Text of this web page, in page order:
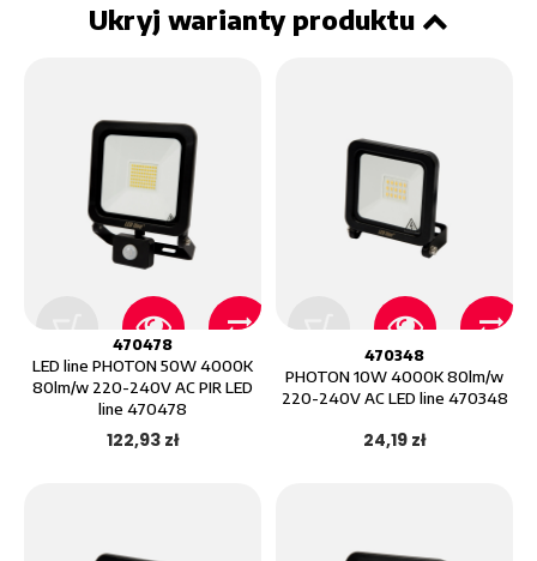
Ukryj warianty produktu
470478
LED line PHOTON 50W 4000K
80lm/w 220-240V AC PIR LED
line 470478
122,93 zł
470348
PHOTON 10W 4000K 80lm/w
220-240V AC LED line 470348
24,19 zł